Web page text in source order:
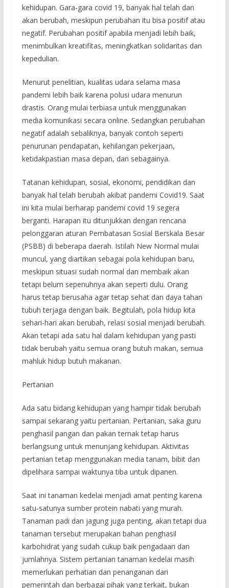
kehidupan. Gara-gara covid 19, banyak hal telah dan
akan berubah, meskipun perubahan itu bisa positif atau
negatif. Perubahan positif apabila menjadi lebih baik,
menimbulkan kreatifitas, meningkatkan solidaritas dan
kepedulian.
Menurut penelitian, kualitas udara selama masa
pandemi lebih baik karena polusi udara menurun
drastis. Orang mulai terbiasa untuk menggunakan
media komunikasi secara online. Sedangkan perubahan
negatif adalah sebaliknya, banyak contoh seperti
penurunan pendapatan, kehilangan pekerjaan,
ketidakpastian masa depan, dan sebagainya.
Tatanan kehidupan, sosial, ekonomi, pendidikan dan
banyak hal telah berubah akibat pandemi Covid19. Saat
ini kita mulai berharap pandemi covid 19 segera
berganti. Harapan itu ditunjukkan dengan rencana
pelonggaran aturan Pembatasan Sosial Berskala Besar
(PSBB) di beberapa daerah. Istilah New Normal mulai
muncul, yang diartikan sebagai pola kehidupan baru,
meskipun situasi sudah normal dan membaik akan
tetapi belum sepenuhnya akan seperti dulu. Orang
harus tetap berusaha agar tetap sehat dan daya tahan
tubuh terjaga dengan baik. Begitulah, pola hidup kita
sehari-hari akan berubah, relasi sosial menjadi berubah.
Akan tetapi ada satu hal dalam kehidupan yang pasti
tidak berubah yaitu semua orang butuh makan, semua
mahluk hidup butuh makanan.
Pertanian
Ada satu bidang kehidupan yang hampir tidak berubah
sampai sekarang yaitu pertanian. Pertanian, saka guru
penghasil pangan dan pakan ternak tetap harus
berlangsung untuk menunjang kehidupan. Aktivitas
pertanian tetap menggunakan media tanam, bibit dan
dipelihara sampai waktunya tiba untuk dipanen.
Saat ini tanaman kedelai menjadi amat penting karena
satu-satunya sumber protein nabati yang murah.
Tanaman padi dan jagung juga penting, akan tetapi dua
tanaman tersebut merupakan bahan penghasil
karbohidrat yang sudah cukup baik pengadaan dan
jumlahnya. Sistem pertanian tanaman kedelai masih
memerlukan perhatian dan penanganan dari
pemerintah dan berbagai pihak yang terkait, bukan